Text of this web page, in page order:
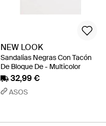
NEW LOOK
Sandalias Negras Con Tacón
De Bloque De - Multicolor
32,99 €
ASOS